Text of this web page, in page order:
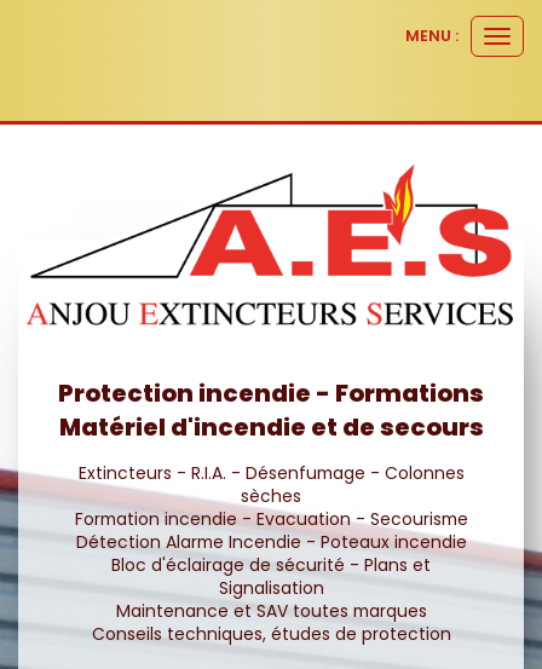
le
MENU :
Protection incendie - Formations
Matériel d'incendie et de secours
Extincteurs - R.I.A. - Désenfumage - Colonnes
sèches
Formation incendie - Evacuation - Secourisme
Détection Alarme Incendie - Poteaux incendie
Bloc d'éclairage de sécurité - Plans et
Signalisation
Maintenance et SAV toutes marques
Conseils techniques, études de protection